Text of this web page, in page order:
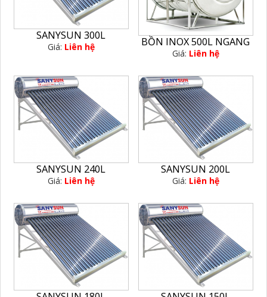
SANYSUN 300L
Giá: Liên hệ BỒN INOX 500L NGANG
Giá: Liên hệ
SANYSUN 240L
Giá: Liên hệ
SANYSUN 200L
Giá: Liên hệ